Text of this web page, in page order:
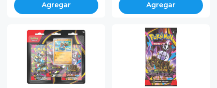
Agregar Agregar